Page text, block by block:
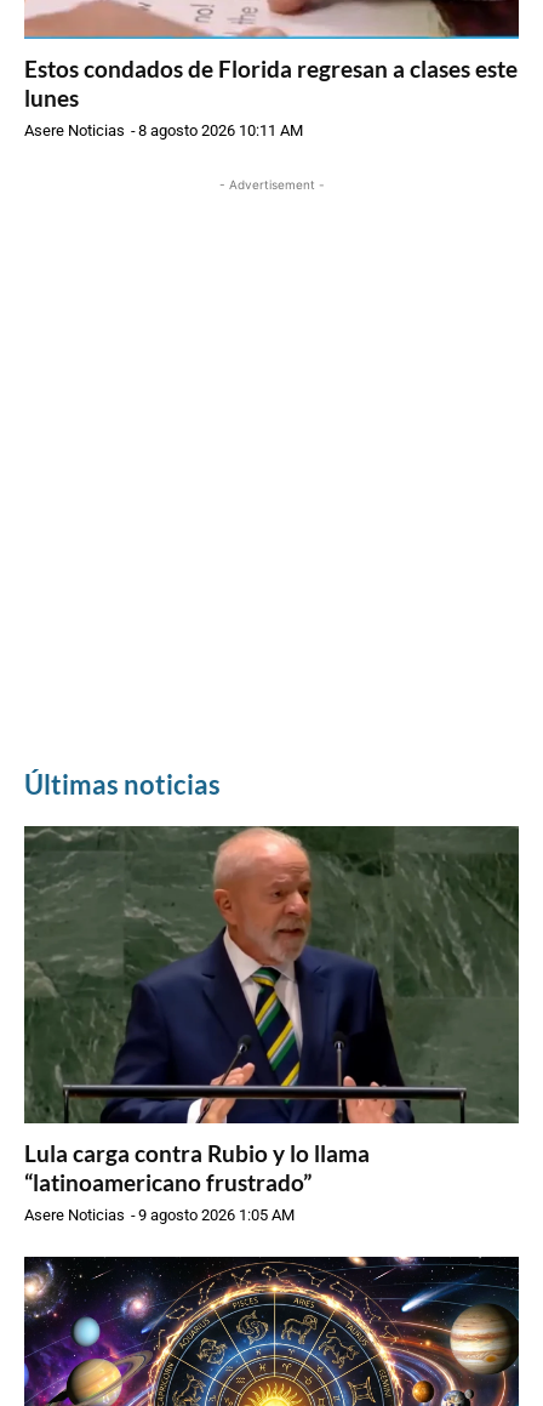
Estos condados de Florida regresan a clases este
lunes
Asere Noticias -8 agosto 2026 10:11 AM
- Advertisement -
Últimas noticias
Lula carga contra Rubio y lo llama
“latinoamericano frustrado”
Asere Noticias -9 agosto 2026 1:05 AM